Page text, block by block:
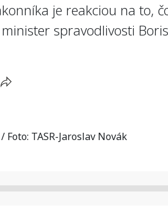
je reakciou na to,
spravodlivosti
TASR-Jaroslav Novák